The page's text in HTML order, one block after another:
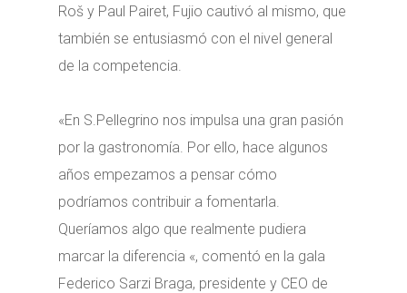
Roš y Paul Pairet, Fujio cautivó al mismo, que
también se entusiasmó con el nivel general
de la competencia.
«En S.Pellegrino nos impulsa una gran pasión
por la gastronomía. Por ello, hace algunos
años empezamos a pensar cómo
podríamos contribuir a fomentarla.
Queríamos algo que realmente pudiera
marcar la diferencia «, comentó en la gala
Federico Sarzi Braga, presidente y CEO de